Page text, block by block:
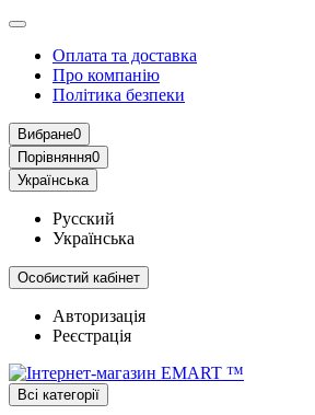
Оплата та доставка
Про компанію
Політика безпеки
Вибране0
Порівняння0
Українська
Русский
Українська
Особистий кабінет
Авторизація
Реєстрація
Всі категорії